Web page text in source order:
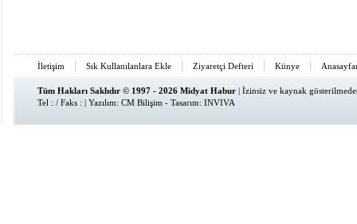
İletişim Sık Kullanılanlara Ekle Ziyaretçi Defteri Künye
Tüm Hakları Saklıdır © 1997 - 2026 Midyat Habur | İzinsiz ve kaynak
Tel : / Faks : | Yazılım: CM Bilişim - Tasarım: INVIVA